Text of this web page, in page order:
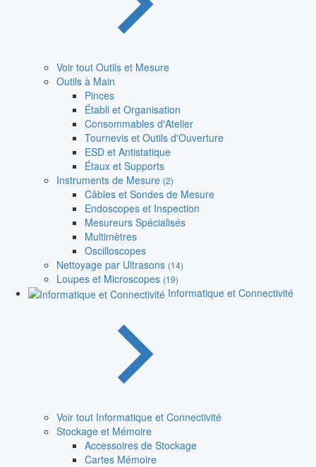
Voir tout Outils et Mesure
Outils à Main
Pinces
Établi et Organisation
Consommables d'Atelier
Tournevis et Outils d'Ouverture
ESD et Antistatique
Étaux et Supports
Instruments de Mesure (2)
Câbles et Sondes de Mesure
Endoscopes et Inspection
Mesureurs Spécialisés
Multimètres
Oscilloscopes
Nettoyage par Ultrasons (14)
Loupes et Microscopes (19)
Informatique et Connectivité
Voir tout Informatique et Connectivité
Stockage et Mémoire
Accessoires de Stockage
Cartes Mémoire